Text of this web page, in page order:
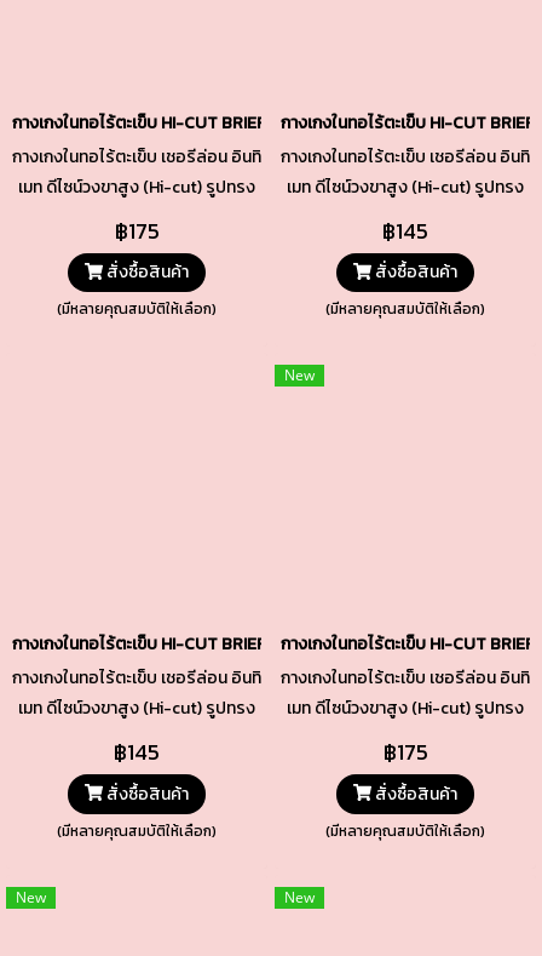
กางเกงในทอไร้ตะเข็บ HI-CUT BRIEFS รหัส TSU02N สีชมพูนู้ด (สีโอวันติล)
กางเกงในทอไร้ตะเข็บ เชอรีล่อน อินทิ
เมท ดีไซน์วงขาสูง (Hi-cut) รูปทรง
เพรียวสวย เนื้อผ้าทอกระชับ เนียน
แนบ ยืดหยุ่นพอดี ทั้งช่วงเอวและ
ขอบขา ช่วงเป้าซับด้วยผ้า Cotton
คุณภาพดีเยี่ยม
฿175
สั่งซื้อสินค้า
(มีหลายคุณสมบัติให้เลือก)
กางเกงในทอไร้ตะเข็บ HI-CUT
กางเกงในทอไร้ตะเข็บ เชอรีล่อน อินทิ
เมท ดีไซน์วงขาสูง (Hi-cut) รูปทรง
เพรียวสวย เนื้อผ้าทอกระชับ เนียน
แนบ ยืดหยุ่นพอดี ทั้งช่วงเอวและ
ขอบขา ช่วงเป้าซับด้วยผ้า Cotton
คุณภาพดีเยี่ยม
฿145
สั่งซื้อสินค้า
(มีหลายคุณสมบัติให้เลือก)
กางเกงในทอไร้ตะเข็บ HI-CUT BRIEFS รหัส TSUD02 สีน้ำเงินกรมท่า
กางเกงในทอไร้ตะเข็บ เชอรีล่อน อินทิ
เมท ดีไซน์วงขาสูง (Hi-cut) รูปทรง
เพรียวสวย เนื้อผ้าทอกระชับ เนียน
แนบ ยืดหยุ่นพอดี ทั้งช่วงเอวและ
ขอบขา ช่วงเป้าซับด้วยผ้า Cotton
คุณภาพดีเยี่ยม
฿145
สั่งซื้อสินค้า
(มีหลายคุณสมบัติให้เลือก)
New
กางเกงในทอไร้ตะเข็บ HI-CUT
กางเกงในทอไร้ตะเข็บ เชอรีล่อน อินทิ
เมท ดีไซน์วงขาสูง (Hi-cut) รูปทรง
เพรียวสวย เนื้อผ้าทอกระชับ เนียน
แนบ ยืดหยุ่นพอดี ทั้งช่วงเอวและ
ขอบขา ช่วงเป้าซับด้วยผ้า Cotton
คุณภาพดีเยี่ยม
฿175
สั่งซื้อสินค้า
(มีหลายคุณสมบัติให้เลือก)
New New